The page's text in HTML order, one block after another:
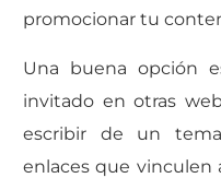
promocionar tu
Una buena opción
invitado en otras
escribir de un
enlaces que vinculen